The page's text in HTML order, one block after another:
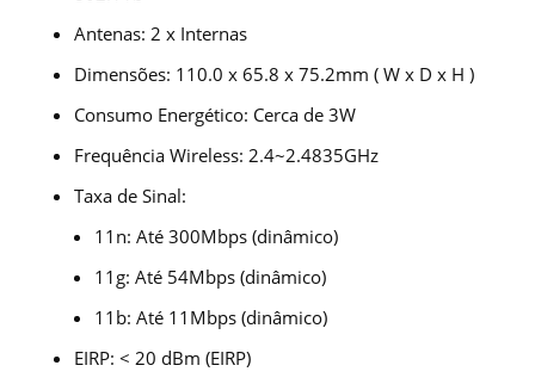
Antenas: 2 x Internas
Dimensões: 110.0 x 65.8 x 75.2mm ( W x D x H )
Consumo Energético: Cerca de 3W
Frequência Wireless: 2.4~2.4835GHz
Taxa de Sinal:
11n: Até 300Mbps (dinâmico)
11g: Até 54Mbps (dinâmico)
11b: Até 11Mbps (dinâmico)
EIRP: < 20 dBm (EIRP)